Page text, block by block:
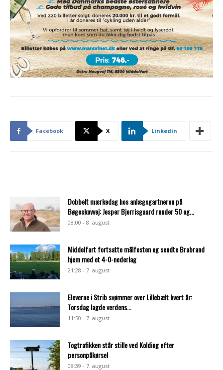
Facebook X Linkedin
Dobbelt mærkedag hos anlægsgartneren på
Bøgeskovvej: Jesper Bjerrisgaard runder 50 og...
08:00 - 8. august
Middelfart fortsatte målfesten og sendte Brabrand
hjem med et 4-0-nederlag
21:28 - 7. august
Eleverne i Strib svømmer over Lillebælt hvert år:
Torsdag lagde verdens...
11:50 - 7. august
Togtrafikken står stille ved Kolding efter
personpåkørsel
08:39 - 7. august